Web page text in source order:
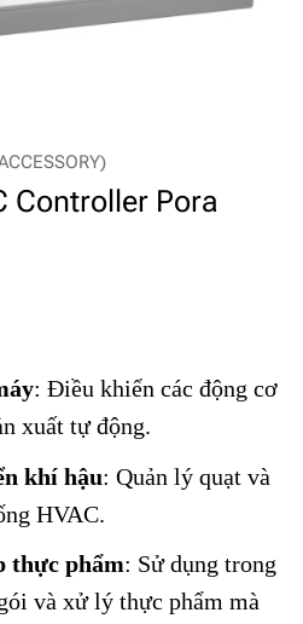
Controller Pora
: Điều khiển các động cơ
xuất tự động.
khí hậu: Quản lý quạt và
HVAC.
thực phẩm: Sử dụng trong
và xử lý thực phẩm mà